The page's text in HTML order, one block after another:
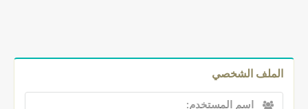
الملف الشخصي